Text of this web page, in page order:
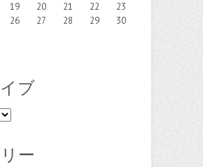
19 20 21 22
23
26 27 28 29
30
ブ
ー